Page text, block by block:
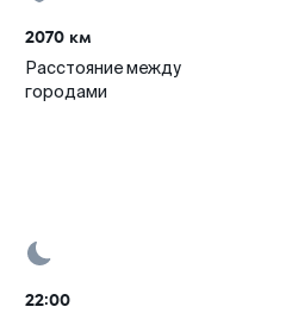
2070 км
Расстояние между
городами
22:00